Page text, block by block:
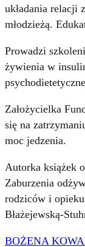
układania relacji
młodzieżą.
Prowadzi
żywienia w
Założycielka
się na
moc jedzenia.
Autorka książek
Zaburzenia
rodziców i
Błażejewską-
BOŻENA